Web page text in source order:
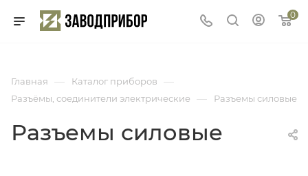
0
Главная — Каталог приборов —
Разъёмы, соединители электрические — Разъемы силовые
Разъемы силовые